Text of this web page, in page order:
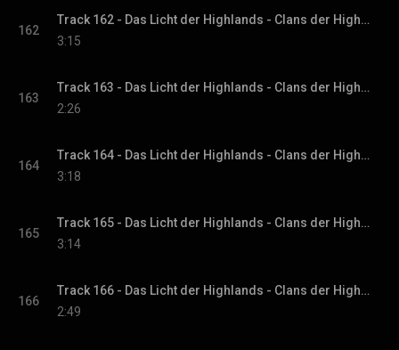
162
Track 162 - Das Licht der Highlands - Clans der Highlands-Reihe, Band 1
3:15
163
Track 163 - Das Licht der Highlands - Clans der Highlands-Reihe, Band 1
2:26
164
Track 164 - Das Licht der Highlands - Clans der Highlands-Reihe, Band 1
3:18
165
Track 165 - Das Licht der Highlands - Clans der Highlands-Reihe, Band 1
3:14
166
Track 166 - Das Licht der Highlands - Clans der Highlands-Reihe, Band 1
2:49